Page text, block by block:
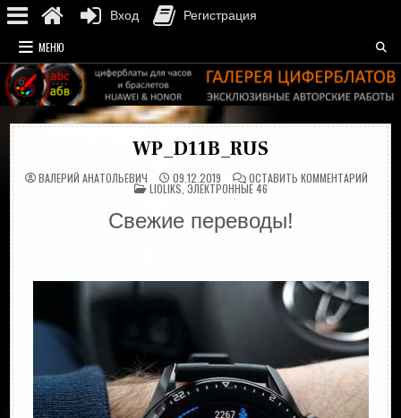
Перейти
к
содержимому
МЕНЮ
WP_D11B_RUS
ВАЛЕРИЙ АНАТОЛЬЕВИЧ 09.12.2019 ОСТАВИТЬ КОММЕНТАРИЙНА
ОПУБЛИКОВАНО
В
LIOLIKS ЭЛЕКТРОННЫЕ 46
Свежие переводы!
Вход Регистрация